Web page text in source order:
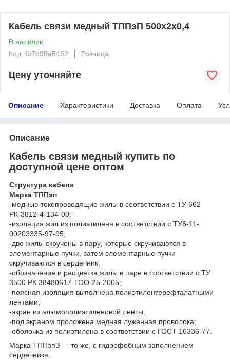
Кабель связи медный ТППэП 500х2х0,4
В наличии
Код: fb7b9ffa5462
Розница
Цену уточняйте
Описание Характеристики Доставка Оплата
Описание
Кабель связи медный купить по
доступной цене оптом
Структура кабеля
Марка ТППэп
-медные токопроводящие жилы в соответствии с ТУ 662
РК-3812-4-134-00;
-изоляция жил из полиэтилена в соответствии с ТУ6-11-
00203335-97-95;
-две жилы скручены в пару, которые скручиваются в
элементарные пучки, затем элементарные пучки
скручиваются в сердечник;
-обозначение и расцветка жилы в паре в соответствии с ТУ
3500 РК 38480617-ТОО-25-2005;
-поясная изоляция выполнена полиэтилентерефталатными
лентами;
-экран из алюмополиэтиленовой ленты;
-под экраном проложена медная луженная проволока;
-оболочка из полиэтилена в соответствии с ГОСТ 16336-77.
Марка ТППэпЗ ― то же, с гидрофобным заполнением
сердечника.